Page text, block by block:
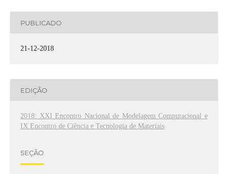
PUBLICADO
21-12-2018
EDIÇÃO
2018: XXI Encontro Nacional de Modelagem Computacional e
IX Encontro de Ciência e Tecnologia de Materiais
SEÇÃO